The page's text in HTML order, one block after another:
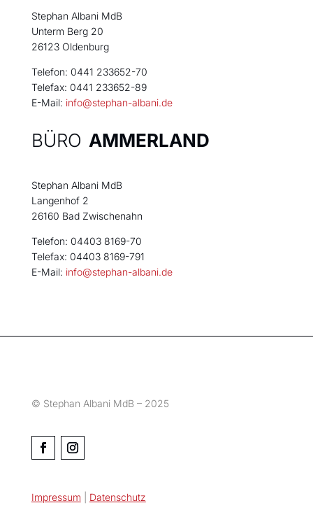
Stephan Albani MdB
Unterm Berg 20
26123 Oldenburg
Telefon: 0441 233652-70
Telefax: 0441 233652-89
E-Mail: info@stephan-albani.de
BÜRO AMMERLAND
Stephan Albani MdB
Langenhof 2
26160 Bad Zwischenahn
Telefon: 04403 8169-70
Telefax: 04403 8169-791
E-Mail: info@stephan-albani.de
© Stephan Albani MdB – 2025
Impressum Datenschutz